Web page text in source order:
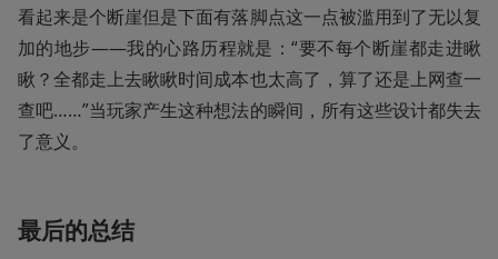
看起来是个断崖但是下面有落脚点这一点被滥用到了无以复
加的地步——我的心路历程就是：“要不每个断崖都走进瞅
瞅？全都走上去瞅瞅时间成本也太高了，算了还是上网查一
查吧……”当玩家产生这种想法的瞬间，所有这些设计都失去
了意义。
最后的总结